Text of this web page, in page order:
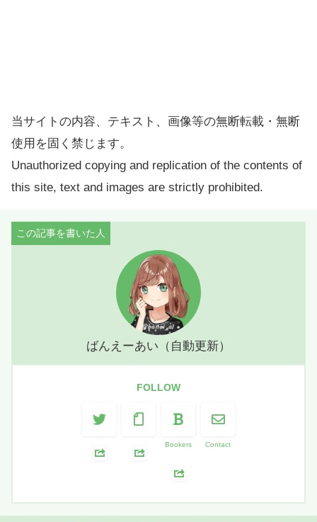
当サイトの内容、テキスト、画像等の無断転載・無断
使用を固く禁じます。
Unauthorized copying and replication of the contents of
this site, text and images are strictly prohibited.
ばんえーあい（自動更新）
FOLLOW
Bookers Contact